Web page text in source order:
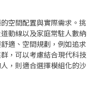
空間配置與實際需求。挑
動線以及家庭常駐人數納
適、空間規劃，例如追求
，可以考慮結合現代科技
，則適合選擇模組化的沙